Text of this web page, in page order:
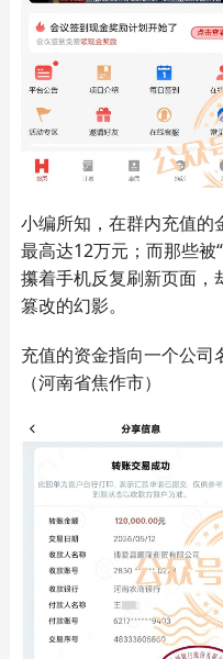
小编所知，在群内充值的
最高达12万元；而那些被
攥着手机反复刷新页面，
篡改的幻影。
充值的资金指向一个公司
（河南省焦作市）